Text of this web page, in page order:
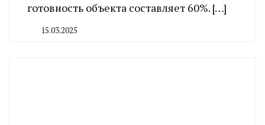
готовность объекта составляет 60%. […]
15.03.2025